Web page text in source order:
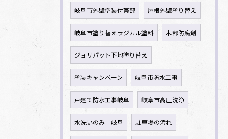
岐阜市外壁塗装付帯部 屋根外壁塗り替え
岐阜市塗り替えラジカル塗料 木部防腐剤
ジョリパット下地塗り替え
塗装キャンペーン 岐阜市防水工事
戸建て防水工事岐阜 岐阜市高圧洗浄
水洗いのみ 岐阜 駐車場の汚れ